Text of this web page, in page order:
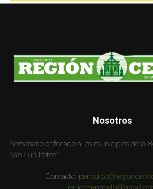
Nosotros
Semanario enfocado a los municipios de la
San Luis Potosí
Contacto: